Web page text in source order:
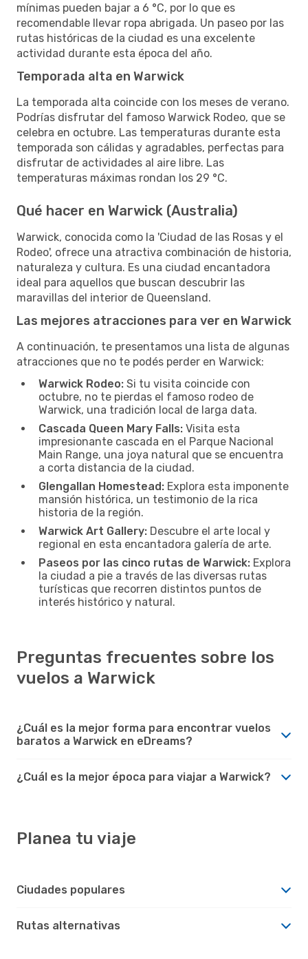
mínimas pueden bajar a 6 °C, por lo que es
recomendable llevar ropa abrigada. Un paseo por las
rutas históricas de la ciudad es una excelente
actividad durante esta época del año.
Temporada alta en Warwick
La temporada alta coincide con los meses de verano.
Podrías disfrutar del famoso Warwick Rodeo, que se
celebra en octubre. Las temperaturas durante esta
temporada son cálidas y agradables, perfectas para
disfrutar de actividades al aire libre. Las
temperaturas máximas rondan los 29 °C.
Qué hacer en Warwick (Australia)
Warwick, conocida como la 'Ciudad de las Rosas y el
Rodeo', ofrece una atractiva combinación de historia,
naturaleza y cultura. Es una ciudad encantadora
ideal para aquellos que buscan descubrir las
maravillas del interior de Queensland.
Las mejores atracciones para ver en Warwick
A continuación, te presentamos una lista de algunas
atracciones que no te podés perder en Warwick:
Warwick Rodeo: Si tu visita coincide con
octubre, no te pierdas el famoso rodeo de
Warwick, una tradición local de larga data.
Cascada Queen Mary Falls: Visita esta
impresionante cascada en el Parque Nacional
Main Range, una joya natural que se encuentra
a corta distancia de la ciudad.
Glengallan Homestead: Explora esta imponente
mansión histórica, un testimonio de la rica
historia de la región.
Warwick Art Gallery: Descubre el arte local y
regional en esta encantadora galería de arte.
Paseos por las cinco rutas de Warwick: Explora
la ciudad a pie a través de las diversas rutas
turísticas que recorren distintos puntos de
interés histórico y natural.
Preguntas frecuentes sobre los
vuelos a Warwick
¿Cuál es la mejor forma para encontrar vuelos
baratos a Warwick en eDreams?
¿Cuál es la mejor época para viajar a Warwick?
Planea tu viaje
Ciudades populares
Rutas alternativas